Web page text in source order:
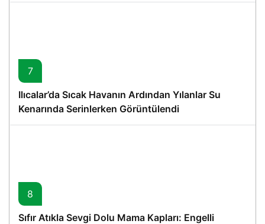
7
Ilıcalar’da Sıcak Havanın Ardından Yılanlar Su
Kenarında Serinlerken Görüntülendi
8
Sıfır Atıkla Sevgi Dolu Mama Kapları: Engelli